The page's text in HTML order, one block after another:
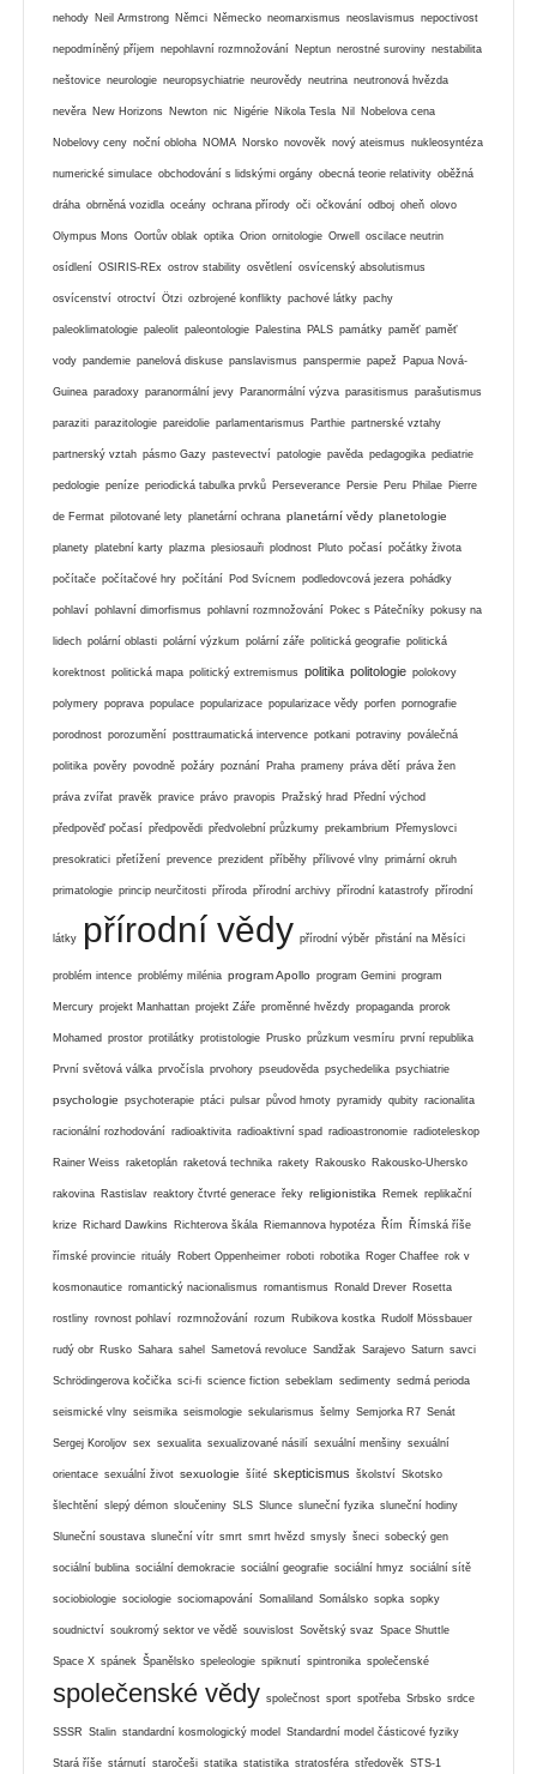
nehody Neil Armstrong Němci Německo neomarxismus neoslavismus nepoctivost
nepodmíněný příjem nepohlavní rozmnožování Neptun nerostné suroviny nestabilita
neštovice neurologie neuropsychiatrie neurovědy neutrina neutronová hvězda
nevěra New Horizons Newton nic Nigérie Nikola Tesla Nil Nobelova cena
Nobelovy ceny noční obloha NOMA Norsko novověk nový ateismus nukleosyntéza
numerické simulace obchodování s lidskými orgány obecná teorie relativity oběžná
dráha obrněná vozidla oceány ochrana přírody oči očkování odboj oheň olovo
Olympus Mons Oortův oblak optika Orion ornitologie Orwell oscilace neutrin
osídlení OSIRIS-REx ostrov stability osvětlení osvícenský absolutismus
osvícenství otroctví Ötzi ozbrojené konflikty pachové látky pachy
paleoklimatologie paleolit paleontologie Palestina PALS památky paměť paměť
vody pandemie panelová diskuse panslavismus panspermie papež Papua Nová-
Guinea paradoxy paranormální jevy Paranormální výzva parasitismus parašutismus
paraziti parazitologie pareidolie parlamentarismus Parthie partnerské vztahy
partnerský vztah pásmo Gazy pastevectví patologie pavěda pedagogika pediatrie
pedologie peníze periodická tabulka prvků Perseverance Persie Peru Philae Pierre
de Fermat pilotované lety planetární ochrana planetární vědy planetologie
planety platební karty plazma plesiosauři plodnost Pluto počasí počátky života
počítače počítačové hry počítání Pod Svícnem podledovcová jezera pohádky
pohlaví pohlavní dimorfismus pohlavní rozmnožování Pokec s Pátečníky pokusy na
lidech polární oblasti polární výzkum polární záře politická geografie politická
korektnost politická mapa politický extremismus politika politologie polokovy
polymery poprava populace popularizace popularizace vědy porfen pornografie
porodnost porozumění posttraumatická intervence potkani potraviny poválečná
politika pověry povodně požáry poznání Praha prameny práva dětí práva žen
práva zvířat pravěk pravice právo pravopis Pražský hrad Přední východ
předpověď počasí předpovědi předvolební průzkumy prekambrium Přemyslovci
presokratici přetížení prevence prezident příběhy přílivové vlny primární okruh
primatologie princip neurčitosti příroda přírodní archivy přírodní katastrofy přírodní
látky přírodní vědy přírodní výběr přistání na Měsíci
problém intence problémy milénia program Apollo program Gemini program
Mercury projekt Manhattan projekt Záře proměnné hvězdy propaganda prorok
Mohamed prostor protilátky protistologie Prusko průzkum vesmíru první republika
První světová válka prvočísla prvohory pseudověda psychedelika psychiatrie
psychologie psychoterapie ptáci pulsar původ hmoty pyramidy qubity racionalita
racionální rozhodování radioaktivita radioaktivní spad radioastronomie radioteleskop
Rainer Weiss raketoplán raketová technika rakety Rakousko Rakousko-Uhersko
rakovina Rastislav reaktory čtvrté generace řeky religionistika Remek replikační
krize Richard Dawkins Richterova škála Riemannova hypotéza Řím Římská říše
římské provincie rituály Robert Oppenheimer roboti robotika Roger Chaffee rok v
kosmonautice romantický nacionalismus romantismus Ronald Drever Rosetta
rostliny rovnost pohlaví rozmnožování rozum Rubikova kostka Rudolf Mössbauer
rudý obr Rusko Sahara sahel Sametová revoluce Sandžak Sarajevo Saturn savci
Schrödingerova kočička sci-fi science fiction sebeklam sedimenty sedmá perioda
seismické vlny seismika seismologie sekularismus šelmy Semjorka R7 Senát
Sergej Koroljov sex sexualita sexualizované násilí sexuální menšiny sexuální
orientace sexuální život sexuologie šíité skepticismus školství Skotsko
šlechtění slepý démon sloučeniny SLS Slunce sluneční fyzika sluneční hodiny
Sluneční soustava sluneční vítr smrt smrt hvězd smysly šneci sobecký gen
sociální bublina sociální demokracie sociální geografie sociální hmyz sociální sítě
sociobiologie sociologie sociomapování Somaliland Somálsko sopka sopky
soudnictví soukromý sektor ve vědě souvislost Sovětský svaz Space Shuttle
Space X spánek Španělsko speleologie spiknutí spintronika společenské
společenské vědy společnost sport spotřeba Srbsko srdce
SSSR Stalin standardní kosmologický model Standardní model částicové fyziky
Stará říše stárnutí staročeši statika statistika stratosféra středověk STS-1